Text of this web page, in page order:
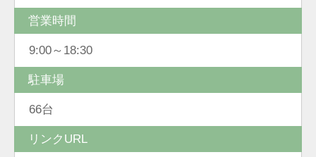
営業時間
9:00～18:30
駐車場
66台
リンクURL